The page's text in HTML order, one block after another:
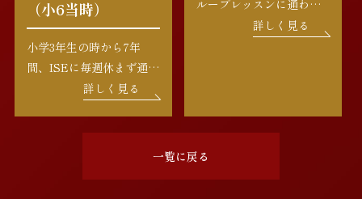
（小6当時）
小学3年生の時から7年
間、ISEに毎週休まず通い
続けられているH.K.様。
詳しく見る
ループレッスンに通われ
ているY.H.様。お母様の
ステップアップが […]
詳しく見る
一覧に戻る